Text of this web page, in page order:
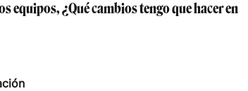
equipos, ¿Qué cambios tengo que hacer en